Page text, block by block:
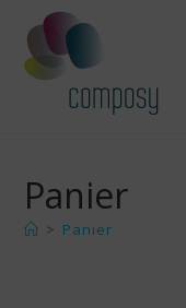
content
Panier
> Panier